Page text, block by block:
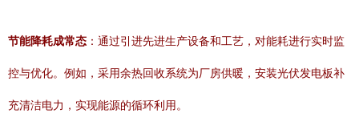
节能降耗成常态 ：通过引进先进生产设备和工艺，对能耗进行实时监
控与优化。例如，采用余热回收系统为厂房供暖，安装光伏发电板补
充清洁电力，实现能源的循环利用。